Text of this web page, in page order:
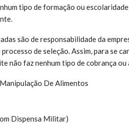
tipo de formação ou
são de responsabilidade da
de seleção. Assim, para se
não faz nenhum tipo de cobrança ou
De Alimentos
Dispensa Militar)